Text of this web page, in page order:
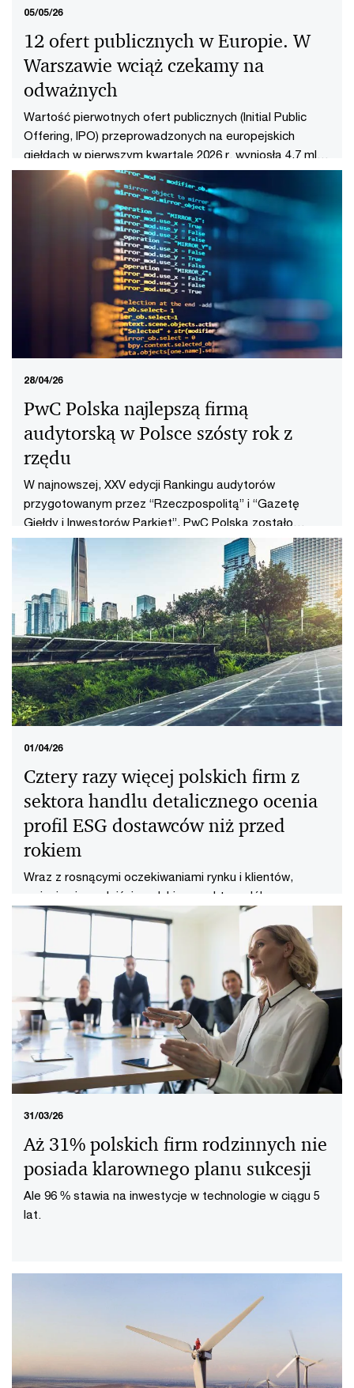
05/05/26
12 ofert publicznych w Europie. W
Warszawie wciąż czekamy na
odważnych
Wartość pierwotnych ofert publicznych (Initial Public
Offering, IPO) przeprowadzonych na europejskich
giełdach w pierwszym kwartale 2026 r. wyniosła 4,7 mld
euro (łącznie było to 12 debiutów).
28/04/26
PwC Polska najlepszą firmą
audytorską w Polsce szósty rok z
rzędu
W najnowszej, XXV edycji Rankingu audytorów
przygotowanym przez “Rzeczpospolitą” i “Gazetę
Giełdy i Inwestorów Parkiet”, PwC Polska zostało
Najlepszą Firmą Audytorską po raz szósty z rzędu.
01/04/26
Cztery razy więcej polskich firm z
sektora handlu detalicznego ocenia
profil ESG dostawców niż przed
rokiem
Wraz z rosnącymi oczekiwaniami rynku i klientów,
zmienia się podejście polskiego sektora dóbr
konsumpcyjnych i handlu detalicznego.
31/03/26
Aż 31% polskich firm rodzinnych nie
posiada klarownego planu sukcesji
Ale 96 % stawia na inwestycje w technologie w ciągu 5
lat.